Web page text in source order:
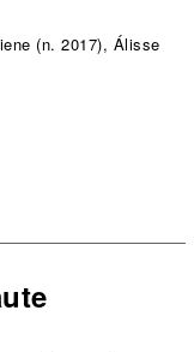
(n. 2017), Álisse